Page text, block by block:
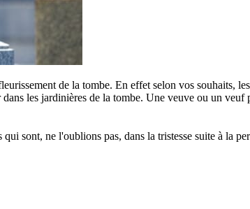
de la tombe. En effet selon vos souhaits,
les jardinières de la tombe. Une veuve ou un
sont, ne l'oublions pas, dans la tristesse suite à la